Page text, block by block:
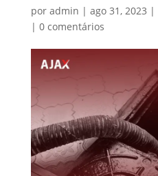
por admin | ago 31, 2023 |
| 0 comentários